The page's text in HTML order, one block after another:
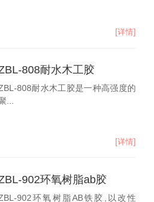
[详情]
808耐水木工胶
808耐水木工胶是一种高强度的
...
[详情]
902环氧树脂ab胶
902环氧树脂AB铁胶,以改性